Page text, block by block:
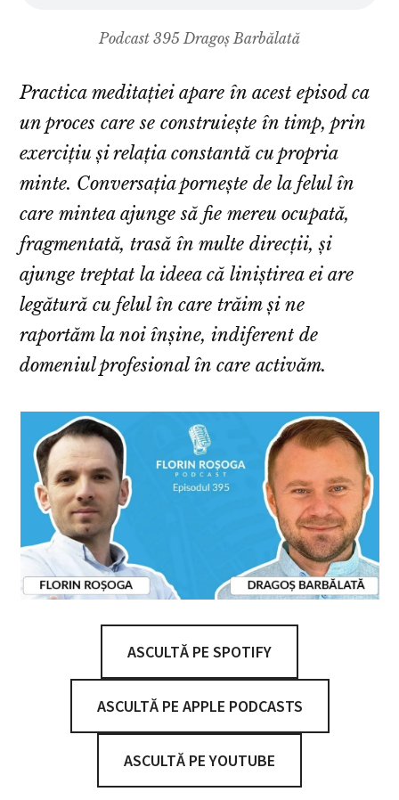
Podcast 395 Dragoș Barbălată
Practica meditației apare în acest episod ca
un proces care se construiește în timp, prin
exercițiu și relația constantă cu propria
minte. Conversația pornește de la felul în
care mintea ajunge să fie mereu ocupată,
fragmentată, trasă în multe direcții, și
ajunge treptat la ideea că liniștirea ei are
legătură cu felul în care trăim și ne
raportăm la noi înșine, indiferent de
domeniul profesional în care activăm.
ASCULTĂ PE SPOTIFY
ASCULTĂ PE APPLE PODCASTS
ASCULTĂ PE YOUTUBE